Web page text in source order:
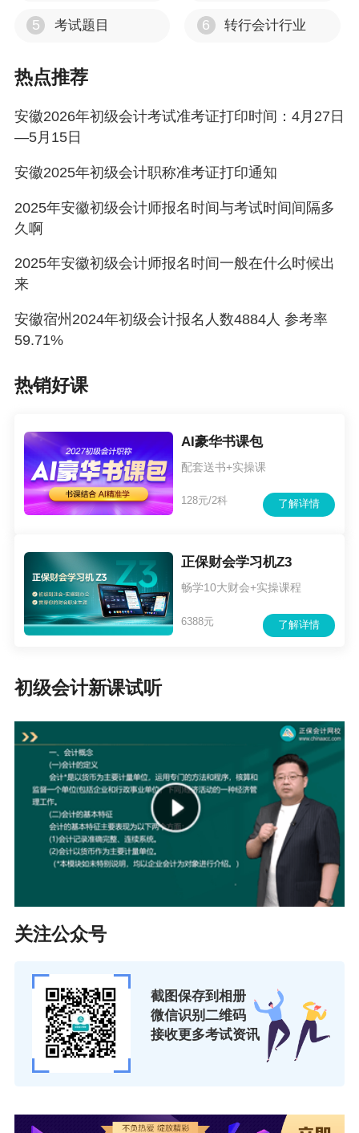
安徽省会计考办
会计网校提供的以上信息仅供参考，如有异议，
请考生以官方部门公布的内容为准！
5 考试题目 6 转行会计行业
热点推荐
安徽2026年初级会计考试准考证打印时间：4月27日
—5月15日
安徽2025年初级会计职称准考证打印通知
2025年安徽初级会计师报名时间与考试时间间隔多
久啊
2025年安徽初级会计师报名时间一般在什么时候出
来
安徽宿州2024年初级会计报名人数4884人 参考率
59.71%
热销好课
AI豪华书课包
配套送书+实操课
了解详情
128元/2科
正保财会学习机Z3
畅学10大财会+实操课程
了解详情
6388元
初级会计新课试听
关注公众号
截图保存到相册
微信识别二维码
接收更多考试资讯